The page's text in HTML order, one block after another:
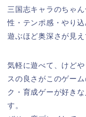
三国志キャラのちゃ
性・テンポ感・やり
遊ぶほど奥深さが見え
気軽に遊べて、けど
スの良さがこのゲー
ク・育成ゲーが好き
す。